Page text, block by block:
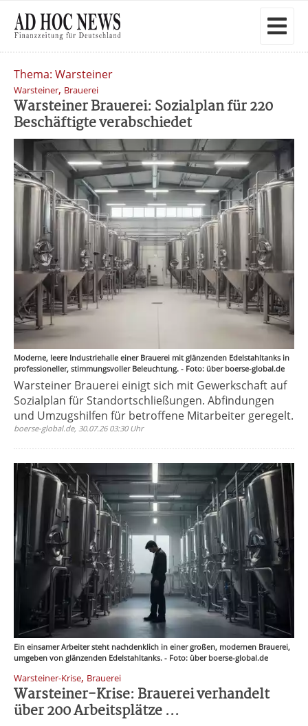
Thema: Warsteiner
Warsteiner, Brauerei
Warsteiner Brauerei: Sozialplan für 220
Beschäftigte verabschiedet
Moderne, leere Industriehalle einer Brauerei mit glänzenden Edelstahltanks in
professioneller, stimmungsvoller Beleuchtung. - Foto: über boerse-global.de
Warsteiner Brauerei einigt sich mit Gewerkschaft auf
Sozialplan für Standortschließungen. Abfindungen
und Umzugshilfen für betroffene Mitarbeiter geregelt.
boerse-global.de, 30.07.26 03:30 Uhr
Ein einsamer Arbeiter steht nachdenklich in einer großen, modernen Brauerei,
umgeben von glänzenden Edelstahltanks. - Foto: über boerse-global.de
Warsteiner-Krise, Brauerei
Warsteiner-Krise: Brauerei verhandelt
über 200 Arbeitsplätze ...